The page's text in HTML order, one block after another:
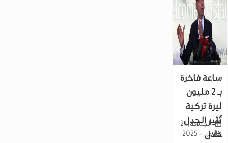
ساعة فاخرة
بـ 2 مليون
ليرة تركية
تُثير الجدل
خلال
الجمعة, 21
مارس - 2025